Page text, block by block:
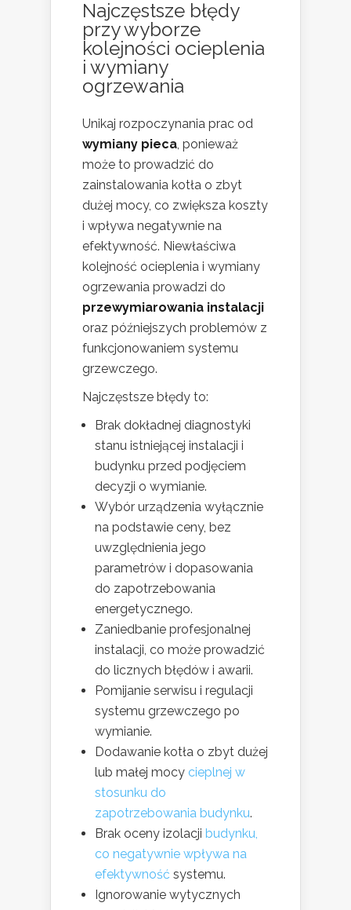
Najczęstsze błędy
przy wyborze
kolejności ocieplenia
i wymiany
ogrzewania
Unikaj rozpoczynania prac od
wymiany pieca , ponieważ
może to prowadzić do
zainstalowania kotła o zbyt
dużej mocy, co zwiększa koszty
i wpływa negatywnie na
efektywność. Niewłaściwa
kolejność ocieplenia i wymiany
ogrzewania prowadzi do
przewymiarowania instalacji
oraz późniejszych problemów z
funkcjonowaniem systemu
grzewczego.
Najczęstsze błędy to:
Brak dokładnej diagnostyki
stanu istniejącej instalacji i
budynku przed podjęciem
decyzji o wymianie.
Wybór urządzenia wyłącznie
na podstawie ceny, bez
uwzględnienia jego
parametrów i dopasowania
do zapotrzebowania
energetycznego.
Zaniedbanie profesjonalnej
instalacji, co może prowadzić
do licznych błędów i awarii.
Pomijanie serwisu i regulacji
systemu grzewczego po
wymianie.
Dodawanie kotła o zbyt dużej
lub małej mocy cieplnej w
stosunku do
zapotrzebowania budynku.
Brak oceny izolacji budynku,
co negatywnie wpływa na
efektywność systemu.
Ignorowanie wytycznych